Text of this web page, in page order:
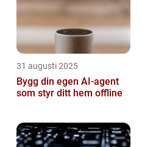
31 augusti 2025
Bygg din egen AI-agent
som styr ditt hem offline